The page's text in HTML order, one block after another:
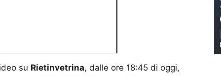
su Rietinvetrina, dalle ore 18:45 di oggi,